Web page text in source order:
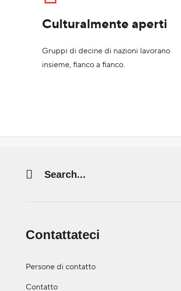
Culturalmente aperti
Gruppi di decine di nazioni lavorano
insieme, fianco a fianco.
Search string (at lest 3 signs)
Contattateci
Persone di contatto
Contatto